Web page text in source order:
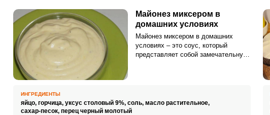
майонеза готовится безумно просто,
но все продукты должны быть
обязательно комнатной
Майонез миксером в
домашних условиях
Майонез миксером в домашних
условиях – это соус, который
представляет собой замечательную
ИНГРЕДИЕНТЫ
яйцо, горчица, уксус столовый 9%, соль, масло растительное,
сахар-песок, перец черный молотый